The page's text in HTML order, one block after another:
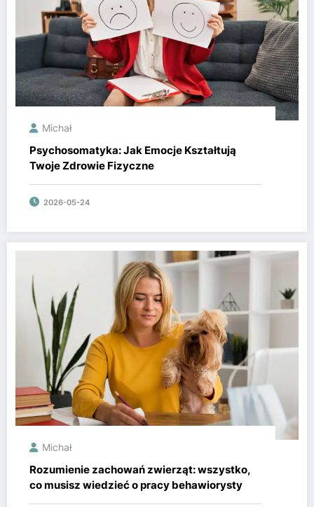
Michał
Psychosomatyka: Jak Emocje Kształtują
Twoje Zdrowie Fizyczne
2026-05-24
Michał
Rozumienie zachowań zwierząt: wszystko,
co musisz wiedzieć o pracy behawiorysty